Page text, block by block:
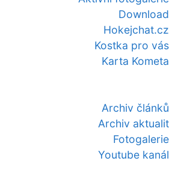
Download
Hokejchat.cz
Kostka pro vás
Karta Kometa
Archiv článků
Archiv aktualit
Fotogalerie
Youtube kanál